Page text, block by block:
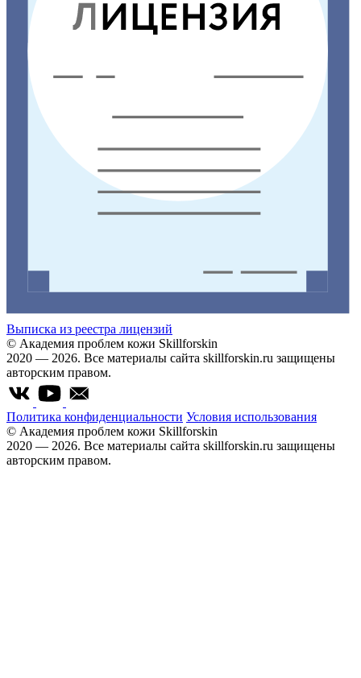
Выписка из реестра лицензий
© Академия проблем кожи Skillforskin
2020 — 2026. Все материалы сайта skillforskin.ru защищены
авторским правом.
Политика конфиденциальности Условия использования
© Академия проблем кожи Skillforskin
2020 — 2026. Все материалы сайта skillforskin.ru защищены
авторским правом.